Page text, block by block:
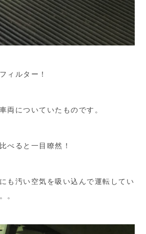
ィルター！
両についていたものです。
べると一目瞭然！
も汚い空気を吸い込んで運転してい
。